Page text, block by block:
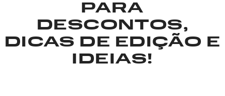
PARA
DESCONTOS,
DICAS DE EDIÇÃO E
IDEIAS!